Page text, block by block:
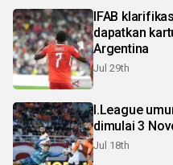
IFAB
dapatkan
Argentina
Jul 29th
I.League
dimulai 3
Jul 18th